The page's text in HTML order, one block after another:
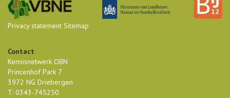
Privacy statement Sitemap
Contact
Kennisnetwerk OBN
Princenhof Park 7
3972 NG Driebergen
T: 0343-745250